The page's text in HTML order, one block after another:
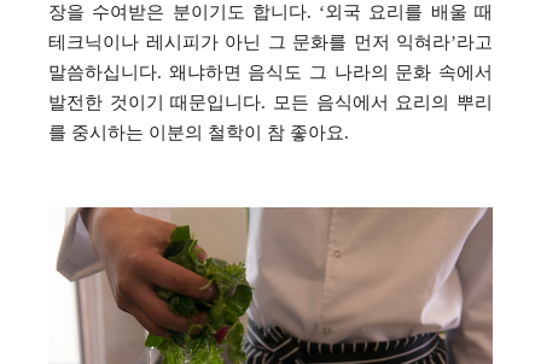
장을 수여받은 분이기도 합니다. ‘외국 요리를 배울 때
테크닉이나 레시피가 아닌 그 문화를 먼저 익혀라’라고
말씀하십니다. 왜냐하면 음식도 그 나라의 문화 속에서
발전한 것이기 때문입니다. 모든 음식에서 요리의 뿌리
를 중시하는 이분의 철학이 참 좋아요.